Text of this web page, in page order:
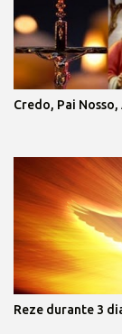
Credo, Pai
Reze durante 3